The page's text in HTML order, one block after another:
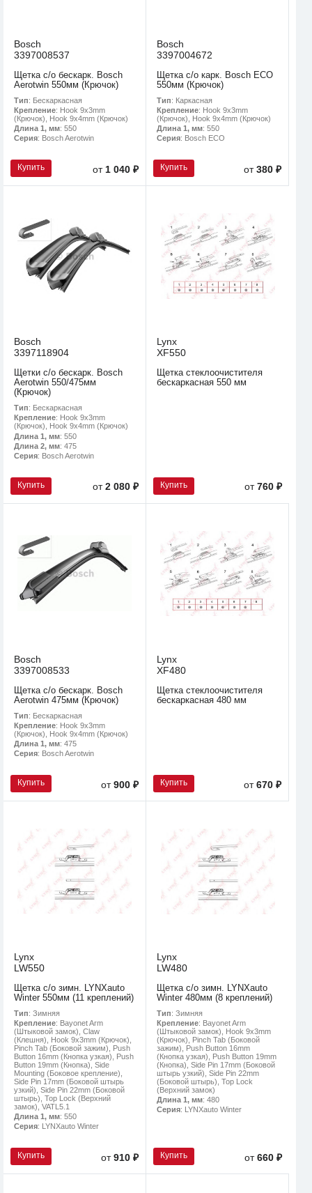
Bosch
3397008537
Щетка с/о бескарк. Bosch
Aerotwin 550мм (Крючок)
Тип: Бескаркасная
Крепление: Hook 9x3mm
(Крючок), Hook 9x4mm (Крючок)
Длина 1, мм: 550
Серия: Bosch Aerotwin
Купить от 1 040 ₽
Bosch
3397004672
Щетка с/о карк. Bosch ECO
550мм (Крючок)
Тип: Каркасная
Крепление: Hook 9x3mm
(Крючок), Hook 9x4mm (Крючок)
Длина 1, мм: 550
Серия: Bosch ECO
Купить от380 ₽
Bosch
3397118904
Щетки с/о бескарк. Bosch
Aerotwin 550/475мм
(Крючок)
Тип: Бескаркасная
Крепление: Hook 9x3mm
(Крючок), Hook 9x4mm (Крючок)
Длина 1, мм: 550
Длина 2, мм: 475
Серия: Bosch Aerotwin
Купить от2 080 ₽
Lynx
XF550
Щетка стеклоочистителя
бескаркасная 550 мм
Купить от760 ₽
Bosch
3397008533
Щетка с/о бескарк. Bosch
Aerotwin 475мм (Крючок)
Тип: Бескаркасная
Крепление: Hook 9x3mm
(Крючок), Hook 9x4mm (Крючок)
Длина 1, мм: 475
Серия: Bosch Aerotwin
Купить от900 ₽
Lynx
XF480
Щетка стеклоочистителя
бескаркасная 480 мм
Купить от670 ₽
Lynx
LW550
Щетка с/о зимн. LYNXauto
Winter 550мм (11 креплений)
Тип: Зимняя
Крепление: Bayonet Arm
(Штыковой замок), Claw
(Клешня), Hook 9x3mm (Крючок),
Pinch Tab (Боковой зажим), Push
Button 16mm (Кнопка узкая), Push
Button 19mm (Кнопка), Side
Mounting (Боковое крепление),
Side Pin 17mm (Боковой штырь
узкий), Side Pin 22mm (Боковой
штырь), Top Lock (Верхний
замок), VATL5.1
Длина 1, мм: 550
Серия: LYNXauto Winter
Купить от910 ₽
Lynx
LW480
Щетка с/о зимн. LYNXauto
Winter 480мм (8 креплений)
Тип: Зимняя
Крепление: Bayonet Arm
(Штыковой замок), Hook 9x3mm
(Крючок), Pinch Tab (Боковой
зажим), Push Button 16mm
(Кнопка узкая), Push Button 19mm
(Кнопка), Side Pin 17mm (Боковой
штырь узкий), Side Pin 22mm
(Боковой штырь), Top Lock
(Верхний замок)
Длина 1, мм: 480
Серия: LYNXauto Winter
Купить от660 ₽